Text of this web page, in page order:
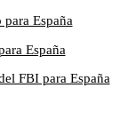
España
España
FBI para España